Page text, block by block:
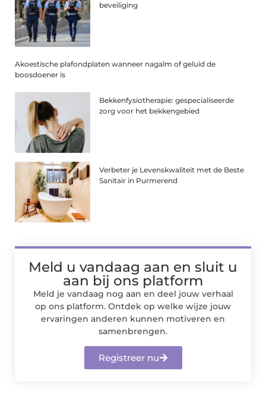
beveiliging
Akoestische plafondplaten wanneer nagalm of geluid de
boosdoener is
Bekkenfysiotherapie: gespecialiseerde
zorg voor het bekkengebied
Verbeter je Levenskwaliteit met de Beste
Sanitair in Purmerend
Meld u vandaag aan en sluit u
aan bij ons platform
Meld je vandaag nog aan en deel jouw verhaal
op ons platform. Ontdek op welke wijze jouw
ervaringen anderen kunnen motiveren en
samenbrengen.
Registreer nu